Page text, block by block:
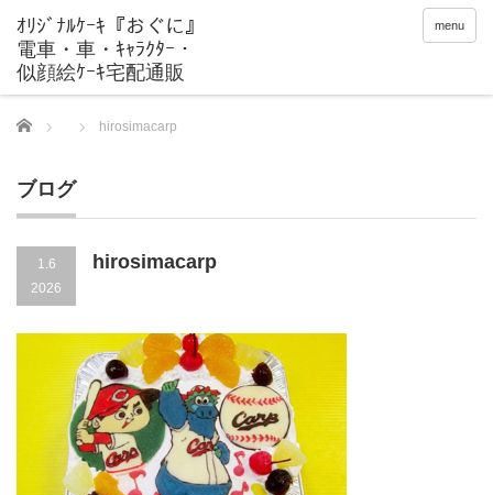
menu
Home hirosimacarp
ブログ
1.6
2026
hirosimacarp